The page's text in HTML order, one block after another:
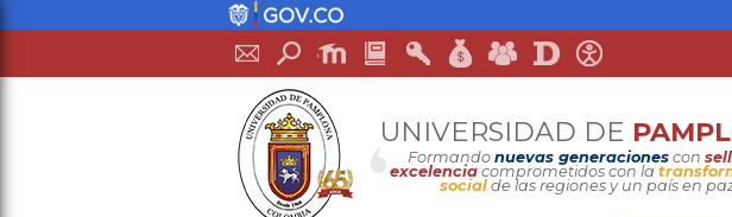
UNIVERSIDAD DE
Formando nuevas generaciones con
excelenciacomprometidos con la
socialde las regiones y un país en